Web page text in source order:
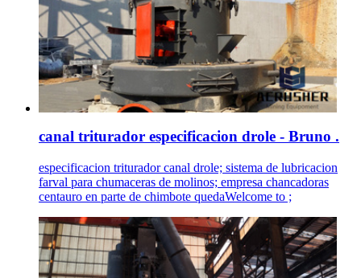
canal triturador especificacion drole - Bruno .
especificacion triturador canal drole; sistema de lubricacion
farval para chumaceras de molinos; empresa chancadoras
centauro en parte de chimbote quedaWelcome to ;